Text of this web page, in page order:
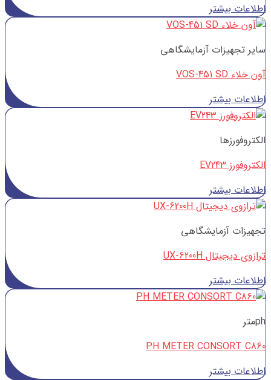
اطلاعات بیشتر
سایر تجهیزات آزمایشگاهی
آون خلاء VOS-451 SD
اطلاعات بیشتر
الکتروفورزها
الکتروفورز EV243
اطلاعات بیشتر
تجهیزات آزمایشگاهی
ترازوی دیجیتال UX-6200H
اطلاعات بیشتر
phمتر
PH METER CONSORT C860
اطلاعات بیشتر